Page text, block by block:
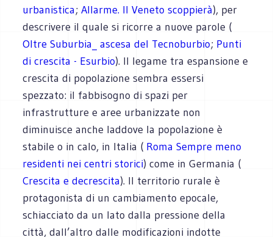
urbanistica;Allarme. Il Veneto scoppierà), per
descrivere il quale si ricorre a nuove parole (
Oltre Suburbia_ ascesa del Tecnoburbio; Punti
di crescita - Esurbio). Il legame tra espansione e
crescita di popolazione sembra essersi
spezzato: il fabbisogno di spazi per
infrastrutture e aree urbanizzate non
diminuisce anche laddove la popolazione è
stabile o in calo, in Italia ( Roma Sempre meno
residenti nei centri storici) come in Germania (
Crescita e decrescita). Il territorio rurale è
protagonista di un cambiamento epocale,
schiacciato da un lato dalla pressione della
città, dall’altro dalle modificazioni indotte